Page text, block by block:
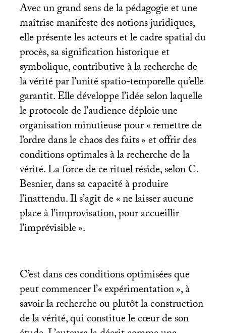
Avec un grand sens de la pédagogie et une
maîtrise manifeste des notions juridiques,
elle présente les acteurs et le cadre spatial du
procès, sa signification historique et
symbolique, contributive à la recherche de
la vérité par l’unité spatio-temporelle qu’elle
garantit. Elle développe l’idée selon laquelle
le protocole de l’audience déploie une
organisation minutieuse pour «remettre de
l’ordre dans le chaos des faits» et offrir des
conditions optimales à la recherche de la
vérité. La force de ce rituel réside, selon C.
Besnier, dans sa capacité à produire
l’inattendu. Il s’agit de «ne laisser aucune
place à l’improvisation, pour accueillir
l’imprévisible».
C’est dans ces conditions optimisées que
peut commencer l’«expérimentation», à
savoir la recherche ou plutôt la construction
de la vérité, qui constitue le cœur de son